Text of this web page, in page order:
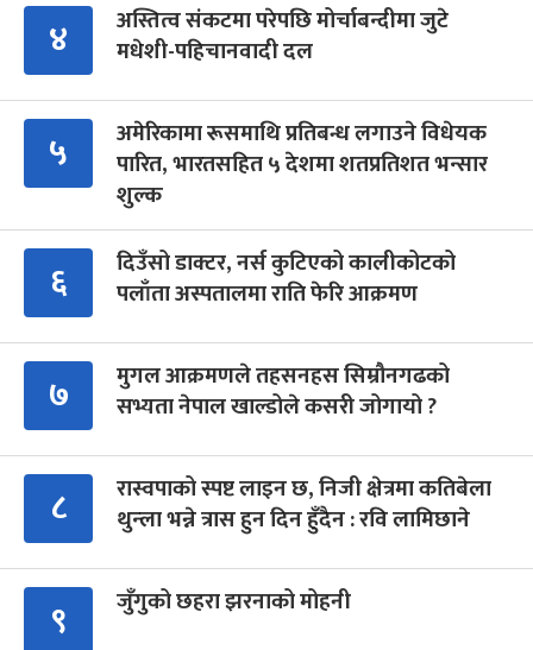
४
अस्तित्व संकटमा परेपछि मोर्चाबन्दीमा जुटे
मधेशी-पहिचानवादी दल
५
अमेरिकामा रूसमाथि प्रतिबन्ध लगाउने विधेयक
पारित, भारतसहित ५ देशमा शतप्रतिशत भन्सार
शुल्क
६
दिउँसो डाक्टर, नर्स कुटिएको कालीकोटको
पलाँता अस्पतालमा राति फेरि आक्रमण
७
मुगल आक्रमणले तहसनहस सिम्रौनगढको
सभ्यता नेपाल खाल्डोले कसरी जोगायो ?
८
रास्वपाको स्पष्ट लाइन छ, निजी क्षेत्रमा कतिबेला
थुन्ला भन्ने त्रास हुन दिन हुँदैन : रवि लामिछाने
९ जुँगुको छहरा झरनाको मोहनी